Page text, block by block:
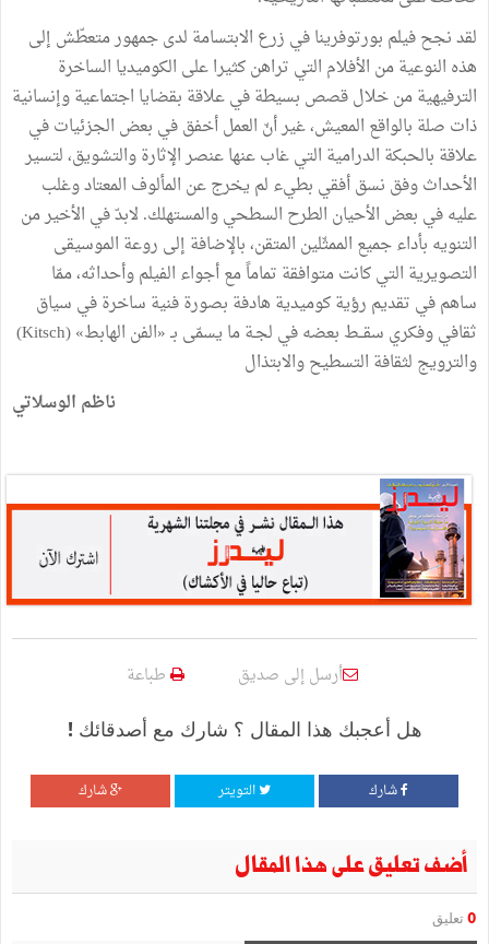
لقد نجح فيلم بورتوفرينا في زرع الابتسامة لدى جمهور متعطّش إلى
هذه النوعية من الأفلام التي تراهن كثيرا على الكوميديا الساخرة
الترفيهية من خلال قصص بسيطة في علاقة بقضايا اجتماعية وإنسانية
ذات صلة بالواقع المعيش، غير أنّ العمل أخفق في بعض الجزئيات في
علاقة بالحبكة الدرامية التي غاب عنها عنصر الإثارة والتشويق، لتسير
الأحداث وفق نسق أفقي بطيء لم يخرج عن المألوف المعتاد وغلب
عليه في بعض الأحيان الطرح السطحي والمستهلك. لابدّ في الأخير من
التنويه بأداء جميع الممثّلين المتقن، بالإضافة إلى روعة الموسيقى
التصويرية التي كانت متوافقة تماماً مع أجواء الفيلم وأحداثه، ممّا
ساهم في تقديم رؤية كوميدية هادفة بصورة فنية ساخرة في سياق
ثقافي وفكري سقــط بعضه في لجـة ما يسمّى بـ «الفن الهابط» (Kitsch)
والترويج لثقافة التسطيح والابتذال
ناظم الوسلاتي
أرسل إلى صديق طباعة
هل أعجبك هذا المقال ؟ شارك مع أصدقائك !
شارك التويتر شارك
أضف تعليق على هذا المقال
0 تعليق